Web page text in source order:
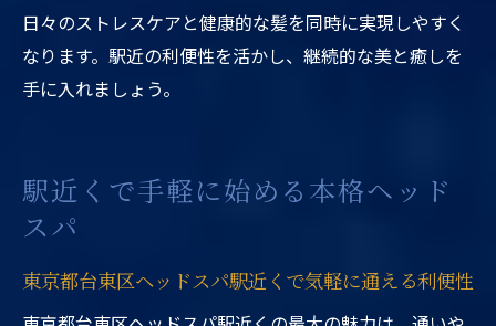
日々のストレスケアと健康的な髪を同時に実現しやすく
なります。駅近の利便性を活かし、継続的な美と癒しを
手に入れましょう。
駅近くで手軽に始める本格ヘッド
スパ
東京都台東区ヘッドスパ駅近くで気軽に通える利便性